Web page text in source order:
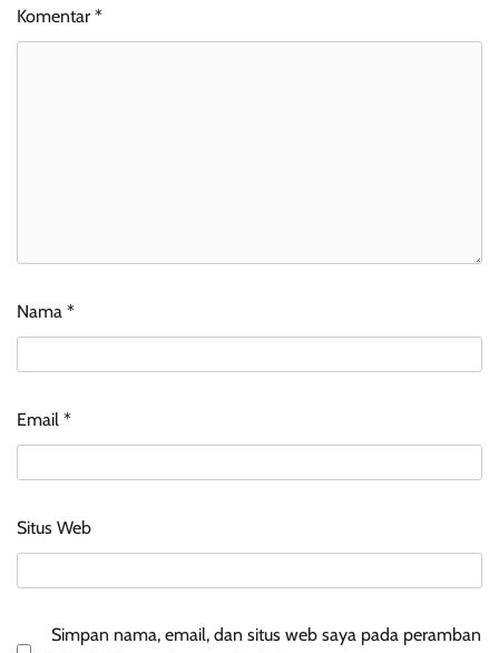
Komentar *
Nama *
Email *
Situs Web
Simpan nama, email, dan situs web saya pada peramban